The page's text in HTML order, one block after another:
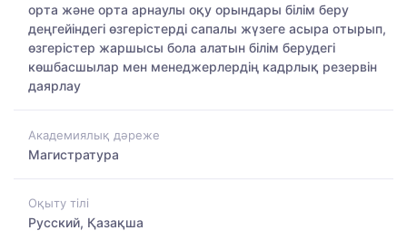
орта және орта арнаулы оқу орындары білім беру
деңгейіндегі өзгерістерді сапалы жүзеге асыра отырып,
өзгерістер жаршысы бола алатын білім берудегі
көшбасшылар мен менеджерлердің кадрлық резервін
даярлау
Академиялық дәреже
Магистратура
Оқыту тілі
Русский, Қазақша